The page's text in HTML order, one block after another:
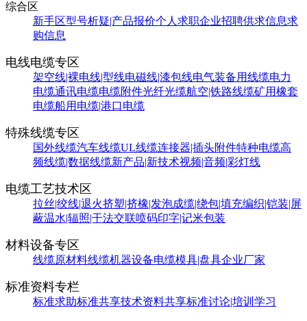
综合区
新手区型号析疑|产品报价个人求职企业招聘供求信息求
购信息
电线电缆专区
架空线|裸电线|型线电磁线|漆包线电气装备用线缆电力
电缆通讯电缆电缆附件光纤光缆航空|铁路线缆矿用橡套
电缆船用电缆|港口电缆
特殊线缆专区
国外线缆汽车线缆UL线缆连接器|插头附件特种电缆高
频线缆|数据线缆新产品|新技术视频|音频|彩灯线
电缆工艺技术区
拉丝|绞线|退火挤塑|挤橡|发泡成缆|绕包|填充编织|铠装|屏
蔽温水|辐照|干法交联喷码印字|记米包装
材料设备专区
线缆原材料线缆机器设备电缆模具|盘具企业厂家
标准资料专栏
标准求助标准共享技术资料共享标准讨论|培训学习